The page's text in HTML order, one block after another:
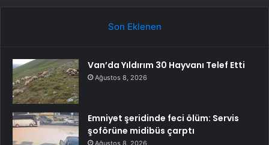
Son Eklenen
Van’da Yıldırım 30 Hayvanı Telef Etti
Ağustos 8, 2026
Emniyet şeridinde feci ölüm: Servis
şoförüne midibüs çarptı
Ağustos 8, 2026